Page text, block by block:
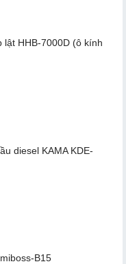
lật HHB-7000D (ô kính
diesel KAMA KDE-
B15